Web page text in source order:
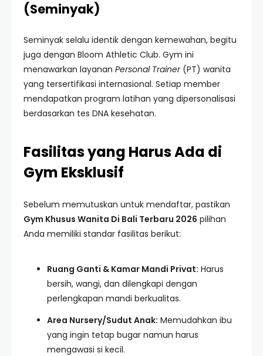
(Seminyak)
Seminyak selalu identik dengan kemewahan, begitu
juga dengan Bloom Athletic Club. Gym ini
menawarkan layanan Personal Trainer(PT) wanita
yang tersertifikasi internasional. Setiap member
mendapatkan program latihan yang dipersonalisasi
berdasarkan tes DNA kesehatan.
Fasilitas yang Harus Ada di
Gym Eksklusif
Sebelum memutuskan untuk mendaftar, pastikan
Gym Khusus Wanita Di Bali Terbaru 2026 pilihan
Anda memiliki standar fasilitas berikut:
Ruang Ganti & Kamar Mandi Privat: Harus
bersih, wangi, dan dilengkapi dengan
perlengkapan mandi berkualitas.
Area Nursery/Sudut Anak: Memudahkan ibu
yang ingin tetap bugar namun harus
mengawasi si kecil.